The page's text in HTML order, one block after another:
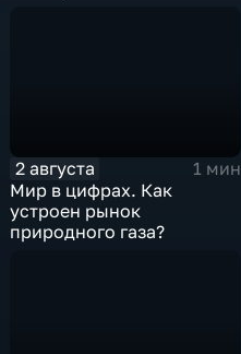
2 августа
1 мин
Мир в цифрах. Как
устроен рынок
природного газа?